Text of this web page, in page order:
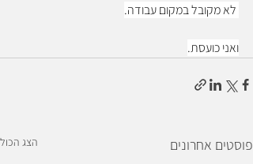
לא מקובל במקום עבודה.
ואני כועסת.
פוסטים אחרונים הצג הכול